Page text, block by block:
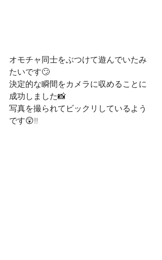
オモチャ同士をぶつけて遊んでいたみ
たいです🙄
決定的な瞬間をカメラに収めることに
成功しました📸
写真を撮られてビックリしているよう
です😲!!